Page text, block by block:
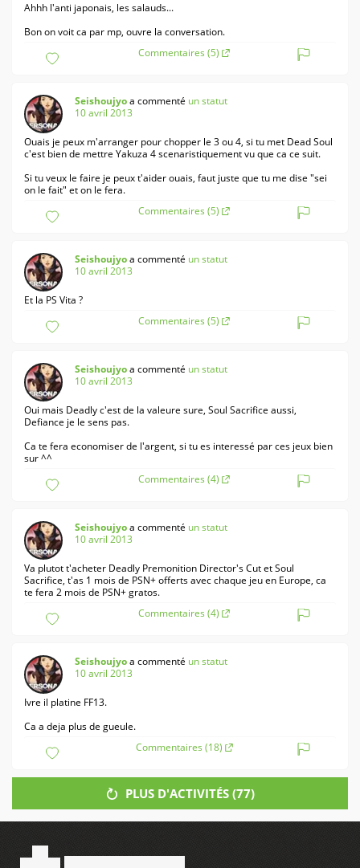
Ahhh l'anti japonais, les salauds...
Bon on voit ca par mp, ouvre la conversation.
Commentaires (5)
Seishoujyoa commenté un statut
10 avril 2013
Ouais je peux m'arranger pour chopper le 3 ou 4, si tu met Dead Soul
c'est bien de mettre Yakuza 4 scenaristiquement vu que ca ce suit.
Si tu veux le faire je peux t'aider ouais, faut juste que tu me dise "sei
on le fait" et on le fera.
Commentaires (5)
Seishoujyoa commenté un statut
10 avril 2013
Et la PS Vita ?
Commentaires (5)
Seishoujyoa commenté un statut
10 avril 2013
Oui mais Deadly c'est de la valeure sure, Soul Sacrifice aussi,
Defiance je le sens pas.
Ca te fera economiser de l'argent, si tu es interessé par ces jeux bien
sur ^^
Commentaires (4)
Seishoujyoa commenté un statut
10 avril 2013
Va plutot t'acheter Deadly Premonition Director's Cut et Soul
Sacrifice, t'as 1 mois de PSN+ offerts avec chaque jeu en Europe, ca
te fera 2 mois de PSN+ gratos.
Commentaires (4)
Seishoujyoa commenté un statut
10 avril 2013
Ivre il platine FF13.
Ca a deja plus de gueule.
Commentaires (18)
PLUS D'ACTIVITÉS (77)